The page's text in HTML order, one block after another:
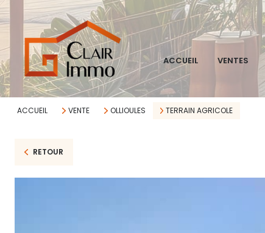
ACCUEIL VENTES
ACCUEIL VENTE OLLIOULES TERRAIN AGRICOLE
RETOUR